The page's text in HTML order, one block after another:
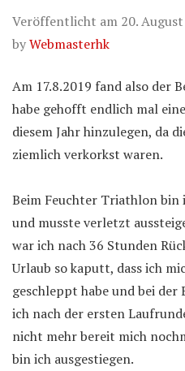
Veröffentlicht am 20.
byWebmasterhk
Am 17.8.2019 fand also der
habe gehofft endlich mal
diesem Jahr hinzulegen, da
ziemlich verkorkst waren.
Beim Feuchter Triathlon
und musste verletzt
war ich nach 36 Stunden
Urlaub so kaputt, dass ich
geschleppt habe und bei
ich nach der ersten
nicht mehr bereit mich
bin ich ausgestiegen.